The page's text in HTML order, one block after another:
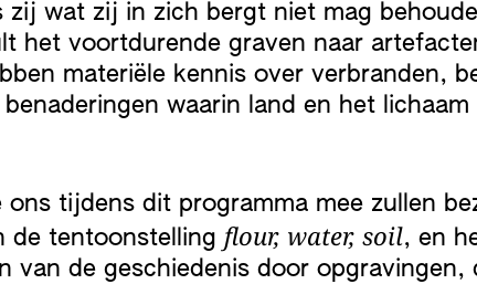
wat zij in zich bergt niet mag
het voortdurende graven naar
materiële kennis over verbranden,
waarin land en het
tijdens dit programma mee zullen
de tentoonstelling flour, water, soil, en
de geschiedenis door